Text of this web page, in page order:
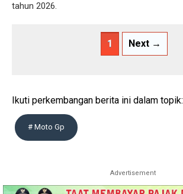
tahun 2026.
1 Next →
Ikuti perkembangan berita ini dalam topik:
# Moto Gp
Advertisement